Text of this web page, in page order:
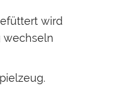
wird
wechseln